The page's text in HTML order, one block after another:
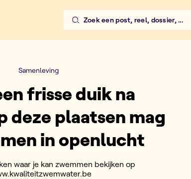
Zoek een post, reel, dossier, ...
Samenleving
frisse duik na
deze plaatsen mag
in openlucht
waar je kan zwemmen bekijken op